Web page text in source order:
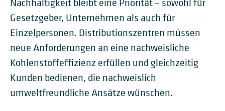
Nachhaltigkeit bleibt eine Priorität – sowohl für
Gesetzgeber, Unternehmen als auch für
Einzelpersonen. Distributionszentren müssen
neue Anforderungen an eine nachweisliche
Kohlenstoffeffizienz erfüllen und gleichzeitig
Kunden bedienen, die nachweislich
umweltfreundliche Ansätze wünschen.